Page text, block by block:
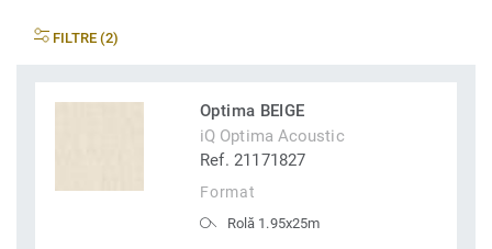
FILTRE (2)
Optima BEIGE
iQ Optima Acoustic
Ref. 21171827
Format
Rolă 1.95x25m